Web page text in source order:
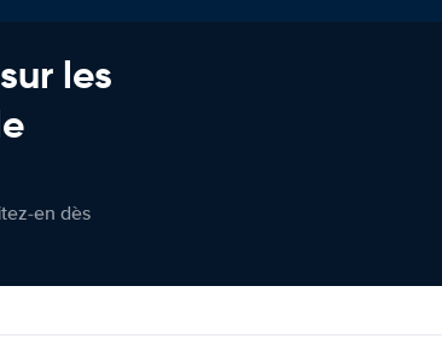
les
en dès